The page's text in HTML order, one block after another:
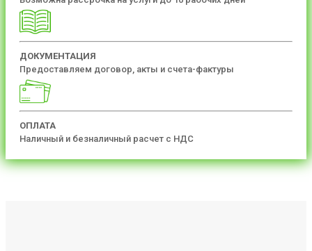
ДОКУМЕНТАЦИЯ
Предоставляем договор, акты и счета-фактуры
ОПЛАТА
Наличный и безналичный расчет с НДС